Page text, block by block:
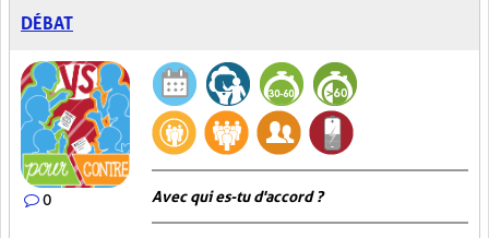
DÉBAT
0 Avec qui es-tu d'accord ?